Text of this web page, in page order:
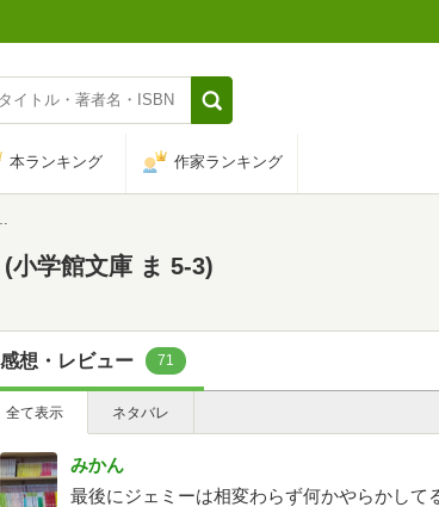
本ランキング 作家ランキング
小学館文庫 ま 5-3)
感想・レビュー 71
全て表示 ネタバレ
みかん
最後にジェミーは相変わらず何かやらかし